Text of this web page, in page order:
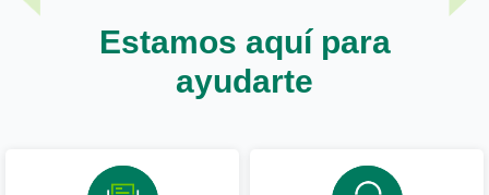
Estamos aquí para
ayudarte